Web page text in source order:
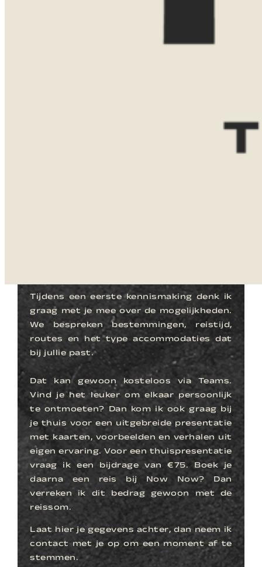
Tijdens een eerste kennismaking denk ik
graag met je mee over de mogelijkheden.
We bespreken bestemmingen, reistijd,
routes en het type accommodaties dat
bij jullie past.
Dat kan gewoon kosteloos via Teams.
Vind je het leuker om elkaar persoonlijk
te ontmoeten? Dan kom ik ook graag bij
je thuis voor een uitgebreide presentatie
met kaarten, voorbeelden en verhalen uit
eigen ervaring. Voor een thuispresentatie
vraag ik een bijdrage van €75. Boek je
daarna een reis bij Now Now? Dan
verreken ik dit bedrag gewoon met de
reissom.
Laat hier je gegevens achter, dan neem ik
contact met je op om een moment af te
stemmen.